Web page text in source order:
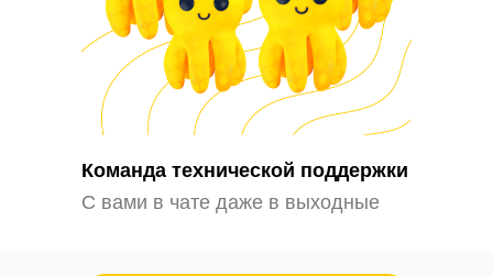
Команда технической поддержки
С вами в чате даже в выходные